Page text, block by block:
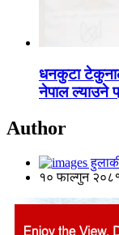
धनकुटा
नेपाल ल्याउने
Author
१० फाल्गुन